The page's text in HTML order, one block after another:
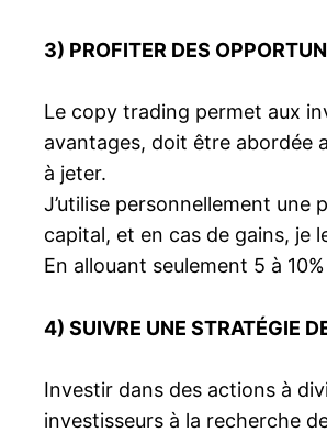
3) PROFITER DES
Le copy trading permet aux
avantages, doit être abordée
à jeter.
J’utilise personnellement
capital, et en cas de gains, je
En allouant seulement 5 à
4) SUIVRE UNE STRATÉGIE
Investir dans des actions à
investisseurs à la recherche